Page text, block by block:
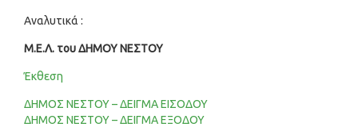
Αναλυτικά :
Μ.Ε.Λ. του ΔΗΜΟΥ ΝΕΣΤΟΥ
Έκθεση
ΔΗΜΟΣ ΝΕΣΤΟΥ – ΔΕΙΓΜΑ ΕΙΣΟΔΟΥ
ΔΗΜΟΣ ΝΕΣΤΟΥ – ΔΕΙΓΜΑ ΕΞΟΔΟΥ